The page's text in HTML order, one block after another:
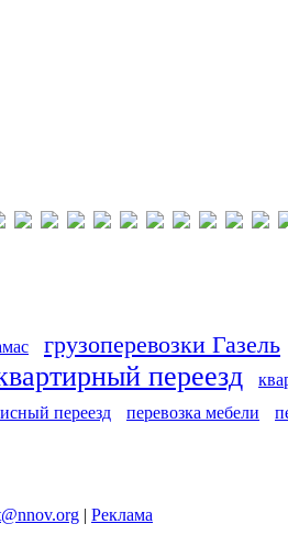
грузоперевозки Газель
переезд
переезд перевозка мебели
| Реклама